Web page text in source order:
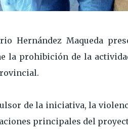
Hernández Maqueda
la prohibición de la
de la iniciativa, la
principales del